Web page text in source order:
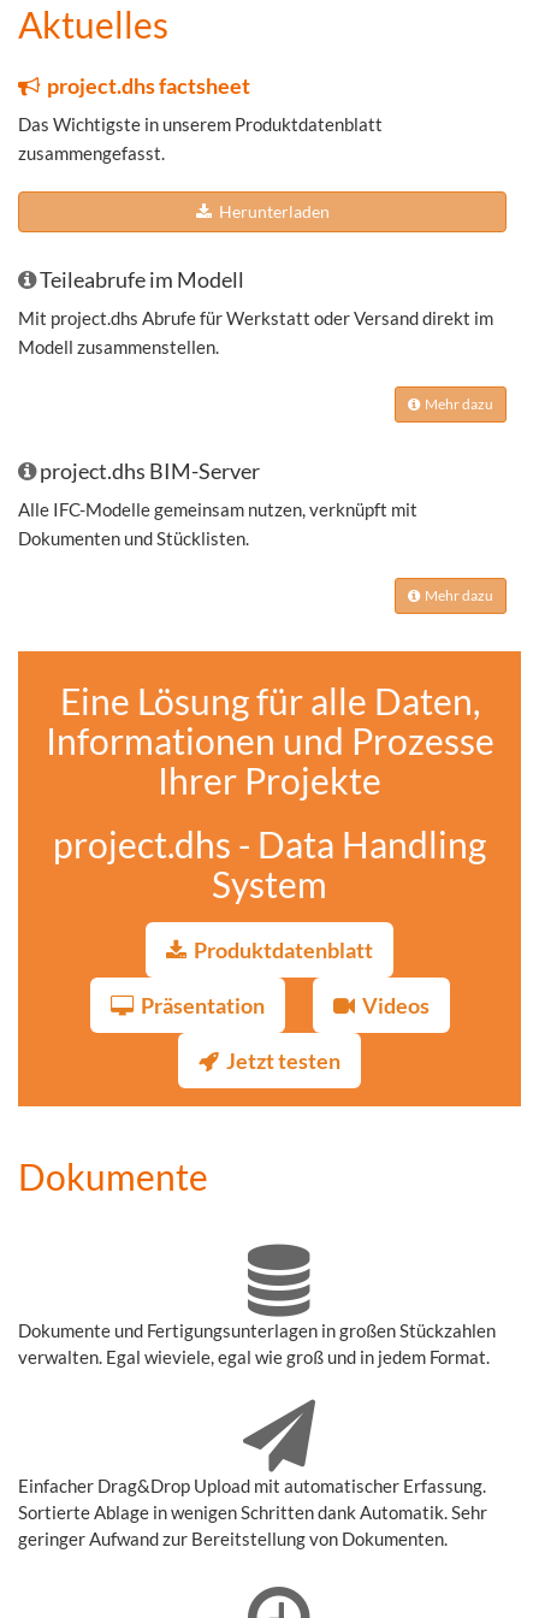
Aktuelles
project.dhs factsheet
Das Wichtigste in unserem Produktdatenblatt
zusammengefasst.
Herunterladen
Teileabrufe im Modell
Mit project.dhs Abrufe für Werkstatt oder Versand direkt im
Modell zusammenstellen.
Mehr dazu
project.dhs BIM-Server
Alle IFC-Modelle gemeinsam nutzen, verknüpft mit
Dokumenten und Stücklisten.
Mehr dazu
Eine Lösung für alle Daten,
Informationen und Prozesse
Ihrer Projekte
project.dhs - Data Handling
System
Produktdatenblatt
Präsentation Videos
Jetzt testen
Dokumente
Dokumente und Fertigungsunterlagen in großen Stückzahlen
verwalten. Egal wieviele, egal wie groß und in jedem Format.
Einfacher Drag&Drop Upload mit automatischer Erfassung.
Sortierte Ablage in wenigen Schritten dank Automatik. Sehr
geringer Aufwand zur Bereitstellung von Dokumenten.